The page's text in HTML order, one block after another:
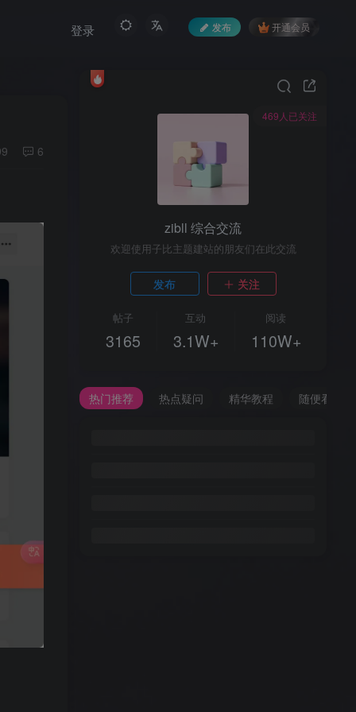
发布 开通会员
登录
6
469人已关注
zibll 综合交流
欢迎使用子比主题建站的朋友们在此交流
发布 关注
帖子
3165
互动
3.1W+
阅读
110W+
热门推荐 热点疑问 精华教程 随便看看